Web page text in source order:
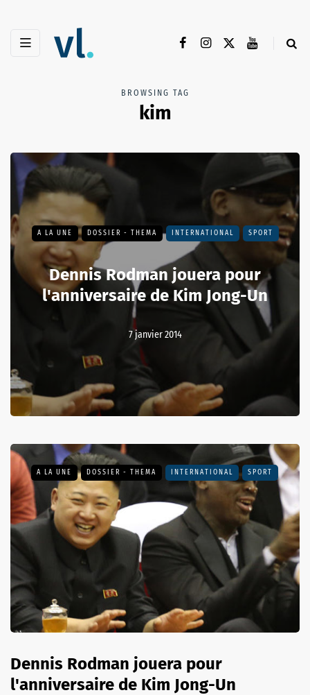
BROWSING TAG
kim
A LA UNE DOSSIER - THEMA INTERNATIONAL SPORT
Dennis Rodman jouera pour
l'anniversaire de Kim Jong-Un
7 janvier 2014
A LA UNE DOSSIER - THEMA INTERNATIONAL SPORT
Dennis Rodman jouera pour
l'anniversaire de Kim Jong-Un